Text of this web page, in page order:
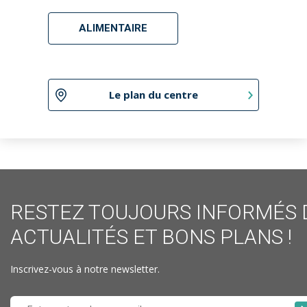
ALIMENTAIRE
Le plan du centre
RESTEZ TOUJOURS INFORMÉS
ACTUALITÉS ET BONS PLANS !
Inscrivez-vous à notre newsletter.